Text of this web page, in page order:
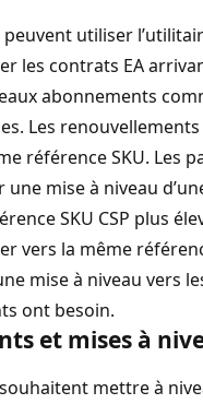
peuvent utiliser
les contrats EA
abonnements
Les renouvellements
référence SKU. Les
mise à niveau
SKU CSP plus
vers la même
mise à niveau vers
ont besoin.
et mises à
mettre à